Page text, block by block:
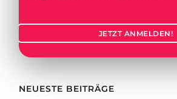
BERUFE
Beispiel-Stellenangebote
BEWERBEN FÜR FACHRICHTUNG …
Medizin
Physik
JETZT ANMELDEN!
NEUESTE BEITRÄGE